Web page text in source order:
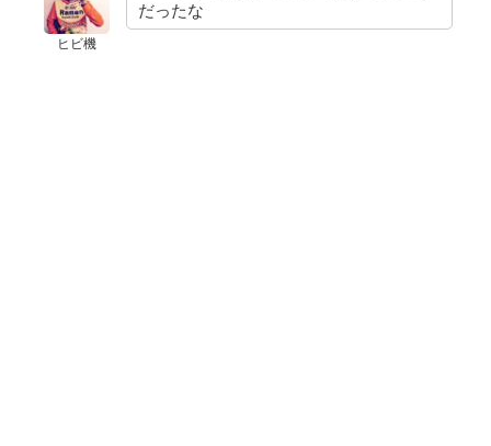
ヒビ機
だったな